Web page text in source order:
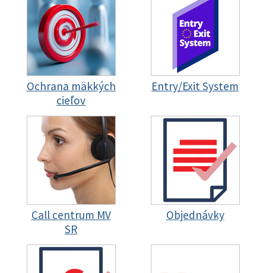
Ochrana mäkkých
cieľov
Entry/Exit System
Call centrum MV
SR
Objednávky